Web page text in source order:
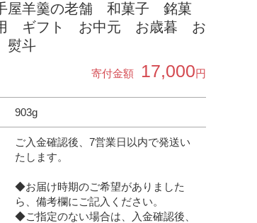
屋羊羹の老舗 和菓子 銘菓
ギフト お中元 お歳暮 お
斗
寄付金額 17,000円
903g
ご入金確認後、7営業日以内で発送い
たします。
◆お届け時期のご希望がありました
ら、備考欄にご記入ください。
◆ご指定のない場合は、入金確認後、